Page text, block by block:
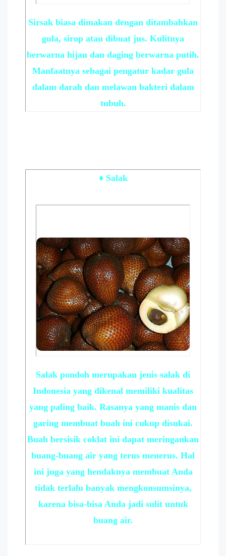
Sirsak biasa dimakan dengan ditambahkan
gula, sirop atau dibuat jus. Kulitnya
berwarna hijau dan daging berwarna putih.
Manfaatnya sebagai pengatur kadar gula
dalam darah dan melawan bakteri dalam
tubuh.
♦ Salak
Salak pondoh merupakan jenis salak di
Indonesia yang dikenal memiliki kualitas
yang paling baik. Rasanya yang manis dan
garing membuat buah ini cukup disukai.
Buah bersisik coklat ini dapat meringankan
buang-buang air yang terus menerus. Hal
ini juga yang hendaknya membuat Anda
tidak terlalu banyak mengkonsumsinya,
karena bisa-bisa Anda jadi sulit untuk
buang air.